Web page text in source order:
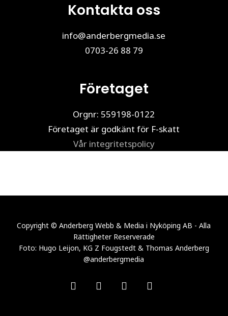
Kontakta oss
info@anderbergmedia.se
0703-26 88 79
Företaget
Orgnr: 559198-0122
Företaget är godkänt för F-skatt
Vår integritetspolicy
Copyright © Anderberg Webb & Media i Nyköping AB - Alla
Rättigheter Reserverade
Foto: Hugo Leijon, KG Z Fougstedt & Thomas Anderberg
@anderbergmedia
facebooklinkedin youtubeinstagram